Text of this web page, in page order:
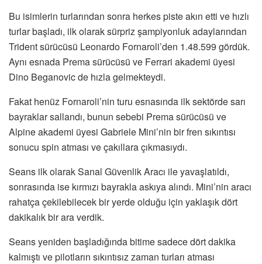
Bu isimlerin turlarından sonra herkes piste akın etti ve hızlı
turlar başladı, ilk olarak sürpriz şampiyonluk adaylarından
Trident sürücüsü Leonardo Fornaroli’den 1.48.599 gördük.
Aynı esnada Prema sürücüsü ve Ferrari akademi üyesi
Dino Beganovic de hızla gelmekteydi.
Fakat henüz Fornaroli’nin turu esnasında ilk sektörde sarı
bayraklar sallandı, bunun sebebi Prema sürücüsü ve
Alpine akademi üyesi Gabriele Mini’nin bir fren sıkıntısı
sonucu spin atması ve çakıllara çıkmasıydı.
Seans ilk olarak Sanal Güvenlik Aracı ile yavaşlatıldı,
sonrasında ise kırmızı bayrakla askıya alındı. Mini’nin aracı
rahatça çekilebilecek bir yerde olduğu için yaklaşık dört
dakikalık bir ara verdik.
Seans yeniden başladığında bitime sadece dört dakika
kalmıştı ve pilotların sıkıntısız zaman turları atması